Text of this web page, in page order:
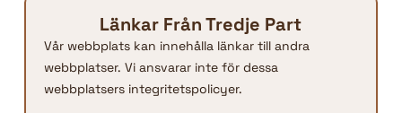
Länkar Från Tredje Part
Vår webbplats kan innehålla länkar till andra
webbplatser. Vi ansvarar inte för dessa
webbplatsers integritetspolicyer.